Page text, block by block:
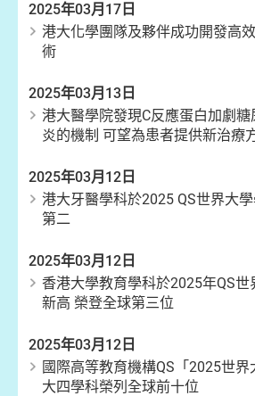
2025年03月17日
港大化學團隊及夥伴成功開發高
術
2025年03月13日
港大醫學院發現C反應蛋白加劇
炎的機制 可望為患者提供新治療
2025年03月12日
港大牙醫學科於2025 QS世界大
第二
2025年03月12日
香港大學教育學科於2025年QS世
新高 榮登全球第三位
2025年03月12日
國際高等教育機構QS「2025世
大四學科榮列全球前十位